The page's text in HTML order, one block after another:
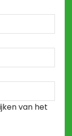
van het